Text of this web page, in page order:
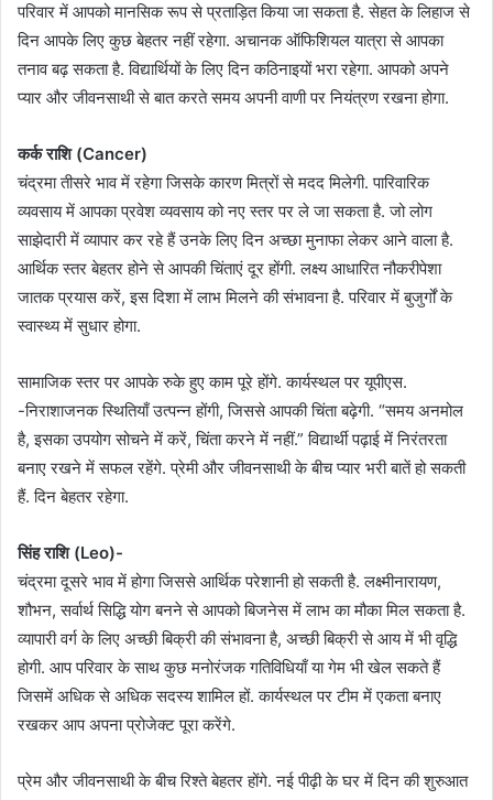
परिवार में आपको मानसिक रूप से प्रताड़ित किया जा सकता है. सेहत के लिहाज से
दिन आपके लिए कुछ बेहतर नहीं रहेगा. अचानक ऑफिशियल यात्रा से आपका
तनाव बढ़ सकता है. विद्यार्थियों के लिए दिन कठिनाइयों भरा रहेगा. आपको अपने
प्यार और जीवनसाथी से बात करते समय अपनी वाणी पर नियंत्रण रखना होगा.
कर्क राशि (Cancer)
चंद्रमा तीसरे भाव में रहेगा जिसके कारण मित्रों से मदद मिलेगी. पारिवारिक
व्यवसाय में आपका प्रवेश व्यवसाय को नए स्तर पर ले जा सकता है. जो लोग
साझेदारी में व्यापार कर रहे हैं उनके लिए दिन अच्छा मुनाफा लेकर आने वाला है.
आर्थिक स्तर बेहतर होने से आपकी चिंताएं दूर होंगी. लक्ष्य आधारित नौकरीपेशा
जातक प्रयास करें, इस दिशा में लाभ मिलने की संभावना है. परिवार में बुजुर्गों के
स्वास्थ्य में सुधार होगा.
सामाजिक स्तर पर आपके रुके हुए काम पूरे होंगे. कार्यस्थल पर यूपीएस.
-निराशाजनक स्थितियाँ उत्पन्न होंगी, जिससे आपकी चिंता बढ़ेगी. “समय अनमोल
है, इसका उपयोग सोचने में करें, चिंता करने में नहीं.” विद्यार्थी पढ़ाई में निरंतरता
बनाए रखने में सफल रहेंगे. प्रेमी और जीवनसाथी के बीच प्यार भरी बातें हो सकती
हैं. दिन बेहतर रहेगा.
सिंह राशि (Leo)-
चंद्रमा दूसरे भाव में होगा जिससे आर्थिक परेशानी हो सकती है. लक्ष्मीनारायण,
शौभन, सर्वार्थ सिद्धि योग बनने से आपको बिजनेस में लाभ का मौका मिल सकता है.
व्यापारी वर्ग के लिए अच्छी बिक्री की संभावना है, अच्छी बिक्री से आय में भी वृद्धि
होगी. आप परिवार के साथ कुछ मनोरंजक गतिविधियाँ या गेम भी खेल सकते हैं
जिसमें अधिक से अधिक सदस्य शामिल हों. कार्यस्थल पर टीम में एकता बनाए
रखकर आप अपना प्रोजेक्ट पूरा करेंगे.
प्रेम और जीवनसाथी के बीच रिश्ते बेहतर होंगे. नई पीढ़ी के घर में दिन की शुरुआत